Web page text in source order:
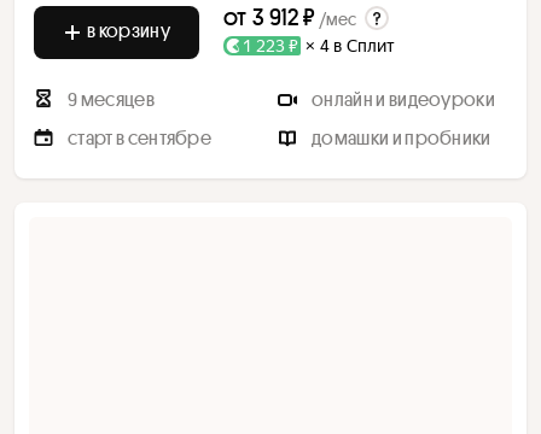
в корзину от 3 912 ₽ /мес
1 223 ₽ × 4 в Сплит
9 месяцев
онлайн и видеоуроки
старт в сентябре
домашки и пробники